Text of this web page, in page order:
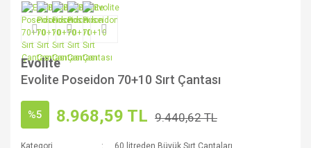
Evolite
Evolite Poseidon 70+10 Sırt Çantası
%5 8.968,59 TL 9.440,62 TL
Kategori
60 litreden Büyük Sırt Çantaları